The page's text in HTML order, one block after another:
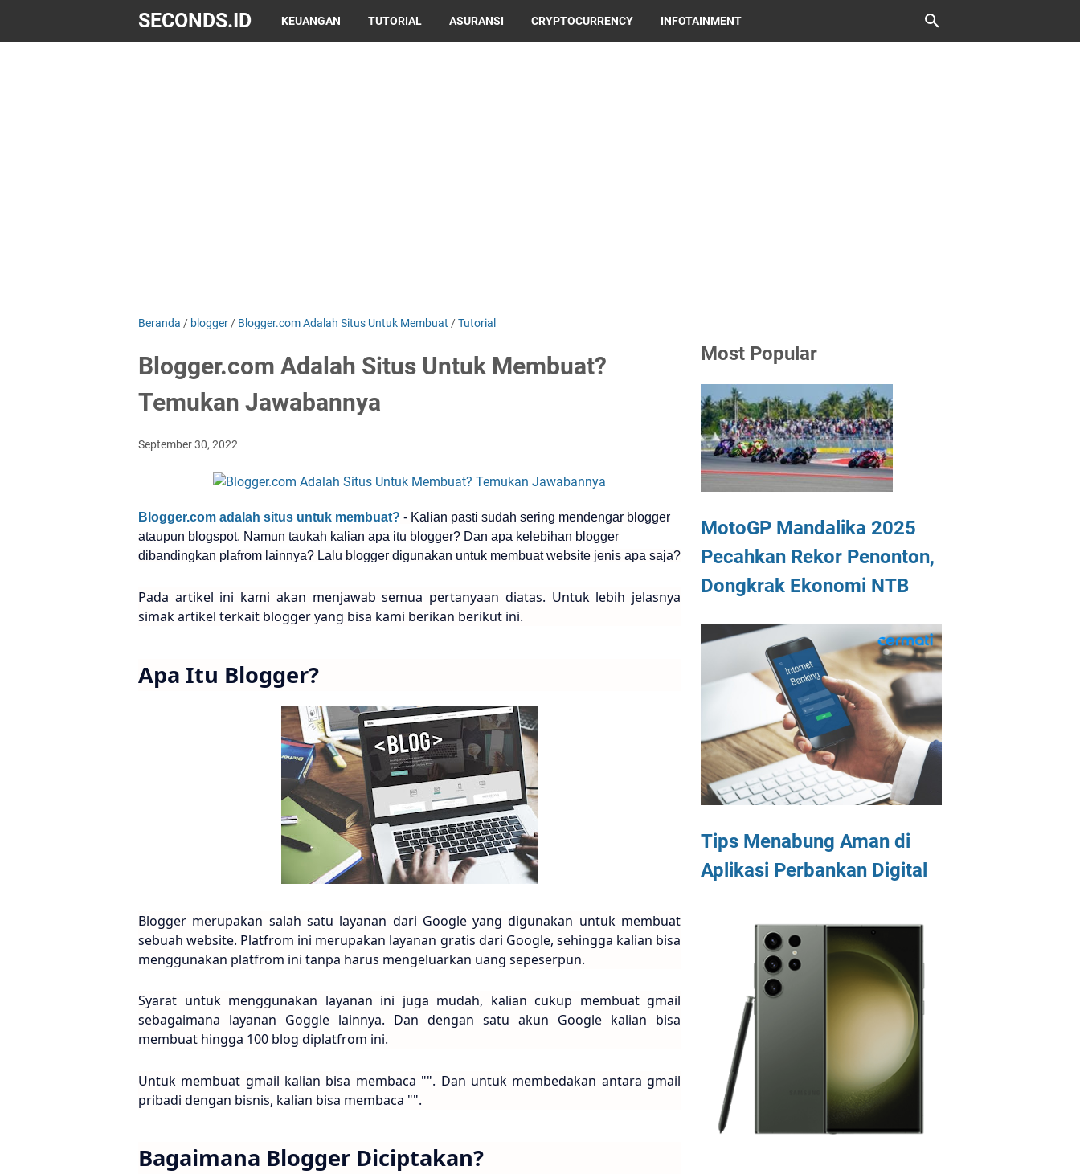
SECONDS.ID KEUANGAN TUTORIAL ASURANSI CRYPTOCURRENCY INFOTAINMENT
Beranda / blogger / Blogger.com Adalah Situs Untuk Membuat /Tutorial
Blogger.com Adalah Situs Untuk Membuat?
Temukan Jawabannya
September 30, 2022
Blogger.com adalah situs untuk membuat? - Kalian pasti sudah sering mendengar blogger
ataupun blogspot. Namun taukah kalian apa itu blogger? Dan apa kelebihan blogger
dibandingkan plafrom lainnya? Lalu blogger digunakan untuk membuat website jenis apa saja?
Pada artikel ini kami akan menjawab semua pertanyaan diatas. Untuk lebih jelasnya
simak artikel terkait blogger yang bisa kami berikan berikut ini.
Apa Itu Blogger?
Blogger merupakan salah satu layanan dari Google yang digunakan untuk membuat
sebuah website. Platfrom ini merupakan layanan gratis dari Google, sehingga kalian bisa
menggunakan platfrom ini tanpa harus mengeluarkan uang sepeserpun.
Syarat untuk menggunakan layanan ini juga mudah, kalian cukup membuat gmail
sebagaimana layanan Goggle lainnya. Dan dengan satu akun Google kalian bisa
membuat hingga 100 blog diplatfrom ini.
Untuk membuat gmail kalian bisa membaca "". Dan untuk membedakan antara gmail
pribadi dengan bisnis, kalian bisa membaca "".
Bagaimana Blogger Diciptakan?
Most Popular
MotoGP Mandalika 2025
Pecahkan Rekor Penonton,
Dongkrak Ekonomi NTB
Tips Menabung Aman di
Aplikasi Perbankan Digital